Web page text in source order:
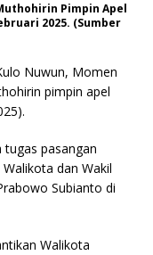
Pimpin Apel
2025. (Sumber
Nuwun, Momen
pimpin apel
pasangan
dan Wakil
Subianto di
Walikota